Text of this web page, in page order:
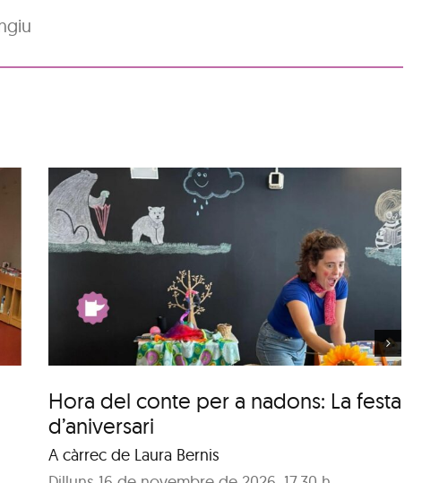
Hora del conte per a nadons: La festa
d’aniversari
A càrrec de Laura Bernis
Hora del conte: Contes
de reis, caganers i tions